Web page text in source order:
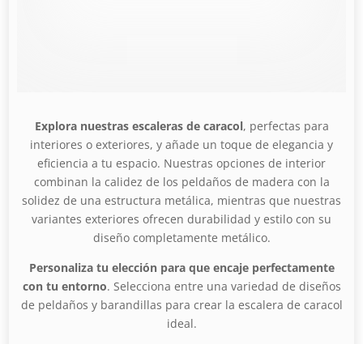
Explora nuestras escaleras de caracol, perfectas para
interiores o exteriores, y añade un toque de elegancia y
eficiencia a tu espacio. Nuestras opciones de interior
combinan la calidez de los peldaños de madera con la
solidez de una estructura metálica, mientras que nuestras
variantes exteriores ofrecen durabilidad y estilo con su
diseño completamente metálico.
Personaliza tu elección para que encaje perfectamente
con tu entorno. Selecciona entre una variedad de diseños
de peldaños y barandillas para crear la escalera de caracol
ideal.